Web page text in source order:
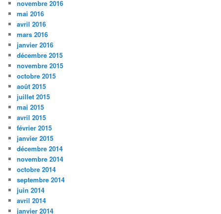
novembre 2016
mai 2016
avril 2016
mars 2016
janvier 2016
décembre 2015
novembre 2015
octobre 2015
août 2015
juillet 2015
mai 2015
avril 2015
février 2015
janvier 2015
décembre 2014
novembre 2014
octobre 2014
septembre 2014
juin 2014
avril 2014
janvier 2014